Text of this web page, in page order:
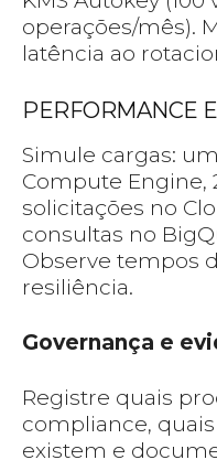
operações/mês).
latência ao
PERFORMANCE
Simule cargas:
Compute Engine,
solicitações no
consultas no
Observe tempos
resiliência.
Governança e
Registre quais
compliance,
existem e